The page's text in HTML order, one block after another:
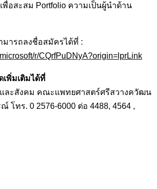
พื่อสะสม Portfolio ความเป็นผู้นำด้าน
มารถลงชื่อสมัครได้ที่ :
r/CQrfPuDNyA?origin=lprLink
เพิ่มเติมได้ที่
ละสังคม คณะแพทยศาสตร์ศรีสวางควัฒน
โทร. 0 2576-6000 ต่อ 4488, 4564 ,